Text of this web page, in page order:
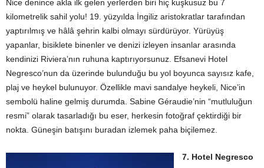
Nice denince akla ilk gelen yerlerden biri hiç kuşkusuz bu 7
kilometrelik sahil yolu! 19. yüzyılda İngiliz aristokratlar tarafından
yaptırılmış ve hâlâ şehrin kalbi olmayı sürdürüyor. Yürüyüş
yapanlar, bisiklete binenler ve denizi izleyen insanlar arasında
kendinizi Riviera’nın ruhuna kaptırıyorsunuz. Efsanevi Hotel
Negresco’nun da üzerinde bulunduğu bu yol boyunca sayısız kafe,
plaj ve heykel bulunuyor. Özellikle mavi sandalye heykeli, Nice’in
sembolü haline gelmiş durumda. Sabine Géraudie’nin “mutluluğun
resmi” olarak tasarladığı bu eser, herkesin fotoğraf çektirdiği bir
nokta. Güneşin batışını buradan izlemek paha biçilemez.
7. Hotel Negresco